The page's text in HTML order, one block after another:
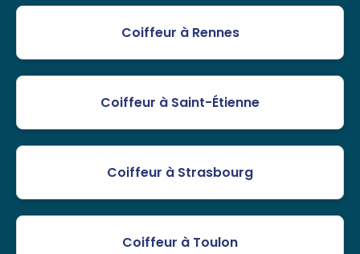
Coiffeur à Rennes
Coiffeur à Saint-Étienne
Coiffeur à Strasbourg
Coiffeur à Toulon